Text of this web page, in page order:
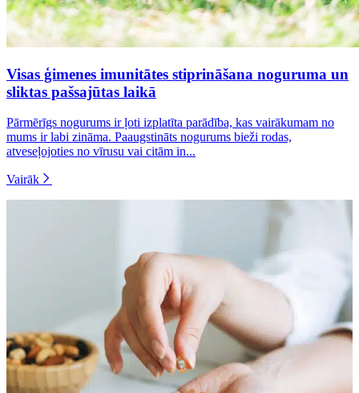
Visas ģimenes imunitātes stiprināšana noguruma un
sliktas pašsajūtas laikā
Pārmērīgs nogurums ir ļoti izplatīta parādība, kas vairākumam no
mums ir labi zināma. Paaugstināts nogurums bieži rodas,
atveseļojoties no vīrusu vai citām in...
Vairāk